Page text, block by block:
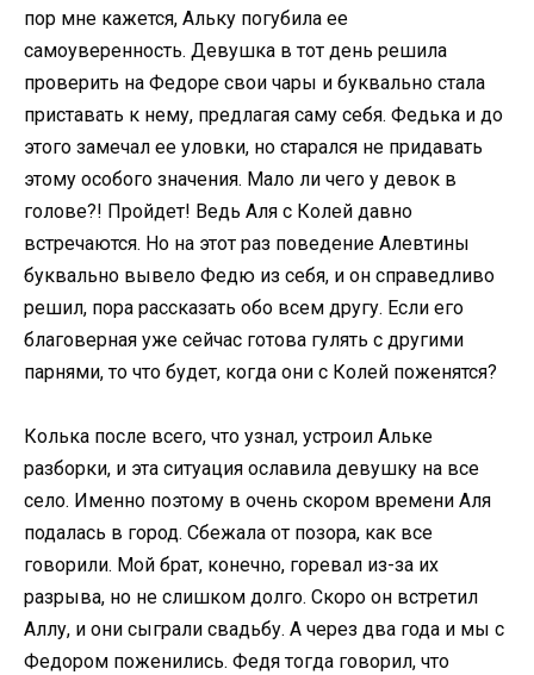
пор мне кажется, Альку погубила ее
самоуверенность. Девушка в тот день решила
проверить на Федоре свои чары и буквально стала
приставать к нему, предлагая саму себя. Федька и до
этого замечал ее уловки, но старался не придавать
этому особого значения. Мало ли чего у девок в
голове?! Пройдет! Ведь Аля с Колей давно
встречаются. Но на этот раз поведение Алевтины
буквально вывело Федю из себя, и он справедливо
решил, пора рассказать обо всем другу. Если его
благоверная уже сейчас готова гулять с другими
парнями, то что будет, когда они с Колей поженятся?
Колька после всего, что узнал, устроил Альке
разборки, и эта ситуация ославила девушку на все
село. Именно поэтому в очень скором времени Аля
подалась в город. Сбежала от позора, как все
говорили. Мой брат, конечно, горевал из-за их
разрыва, но не слишком долго. Скоро он встретил
Аллу, и они сыграли свадьбу. А через два года и мы с
Федором поженились. Федя тогда говорил, что